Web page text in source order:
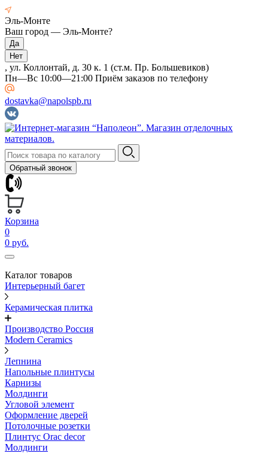
Эль-Монте
Ваш город — Эль-Монте?
, ул. Коллонтай, д. 30 к. 1 (ст.м. Пр. Большевиков)
Пн—Вс 10:00—21:00 Приём заказов по телефону
dostavka@napolspb.ru
Обратный звонок
Корзина
0
0 руб.
Каталог товаров
Интерьерный багет
Керамическая плитка
Производство Россия
Modern Ceramics
Лепнина
Напольные плинтусы
Карнизы
Молдинги
Угловой элемент
Оформление дверей
Потолочные розетки
Плинтус Orac decor
Молдинги